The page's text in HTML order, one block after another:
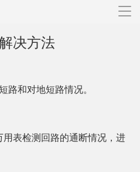
导
决方法
路和对地短路情况。
表检测回路的通断情况，进